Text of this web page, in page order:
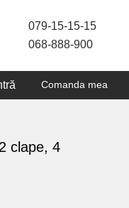
079-15-15-15
068-888-900
Comanda mea
clape, 4